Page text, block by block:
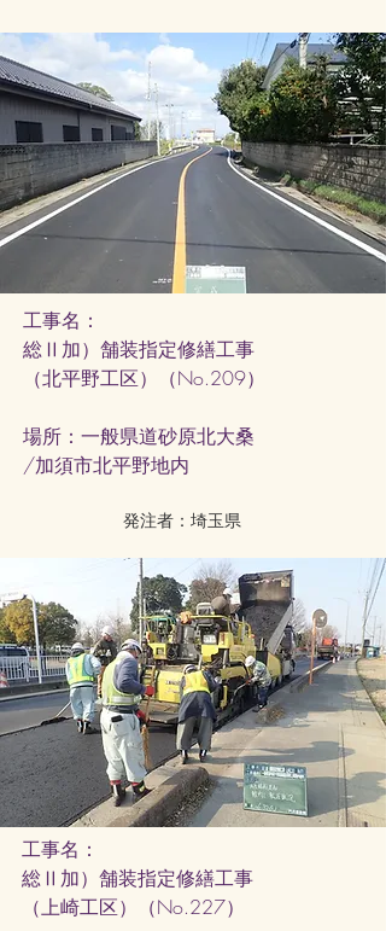
工事名：
総Ⅱ加）舗装指定修繕工事
（北平野工区）（No.209）
​場所：一般県道砂原北大桑
/加須市北平野地内
発注者：埼玉県
工事名：
総Ⅱ加）舗装指定修繕工事
（上崎工区）（No.227）